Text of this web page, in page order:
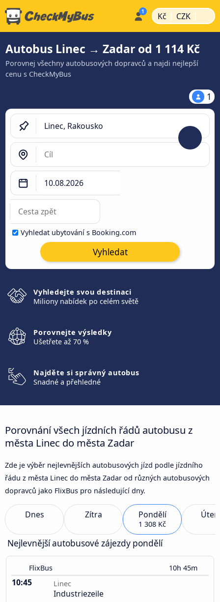
Kč | CZK |
Autobus Linec → Zadar od 1 114 Kč
Porovnej všechny autobusových dopravců a najdi nejlepší
cenu s CheckMyBus
1
Vyhledat ubytování s Booking.com
Vyhledat
Vyhledejte svou destinaci
Miliony nabídek po celém světě
Porovnejte výsledky
Ušetřete až 70 %
Najděte si správný autobus
Snadné a přehledné
Porovnání všech jízdních řádů autobusu z
města Linec do města Zadar
Zde je výběr nejlevnějších autobusových jízd podle jízdního
řádu z města Linec do města Zadar od různých autobusových
dopravců jako FlixBus pro následující dny.
Dnes Zítra Pondělí
1 308 Kč
Nejlevnější autobusové zájezdy pondělí
FlixBus 10h 45m
10:45 Linec
Industriezeile